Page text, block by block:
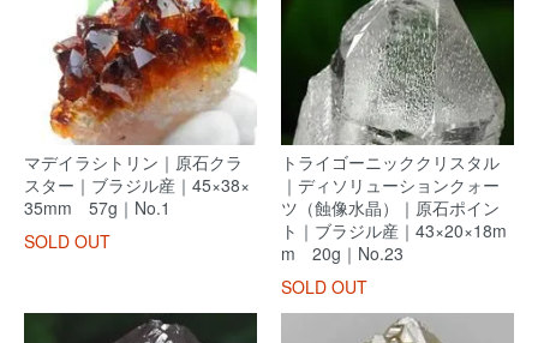
マデイラシトリン｜原石クラ
スター｜ブラジル産｜45×38×
35mm 57g｜No.1
SOLD OUT
トライゴーニッククリスタル
｜ディソリューションクォー
ツ（蝕像水晶）｜原石ポイン
ト｜ブラジル産｜43×20×18m
m 20g｜No.23
SOLD OUT